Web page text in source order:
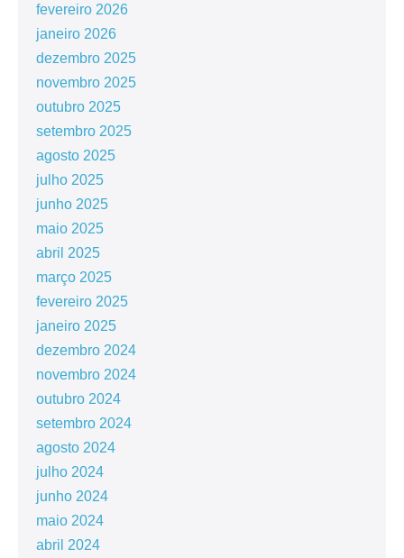
fevereiro 2026
janeiro 2026
dezembro 2025
novembro 2025
outubro 2025
setembro 2025
agosto 2025
julho 2025
junho 2025
maio 2025
abril 2025
março 2025
fevereiro 2025
janeiro 2025
dezembro 2024
novembro 2024
outubro 2024
setembro 2024
agosto 2024
julho 2024
junho 2024
maio 2024
abril 2024